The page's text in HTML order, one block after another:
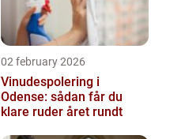
02 february 2026
Vinudespolering i
Odense: sådan får du
klare ruder året rundt